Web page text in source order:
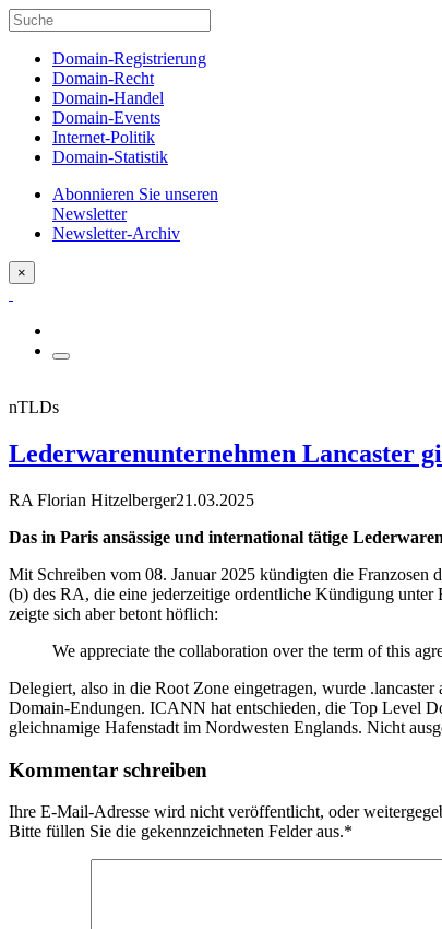
Domain-Registrierung
Domain-Recht
Domain-Handel
Domain-Events
Internet-Politik
Domain-Statistik
Abonnieren Sie unseren
Newsletter
Newsletter-Archiv
×
nTLDs
Lederwarenunternehmen Lancaster
RA Florian Hitzelberger21.03.2025
Das in Paris ansässige und international tätige
Mit Schreiben vom 08. Januar 2025 kündigten die
(b) des RA, die eine jederzeitige ordentliche Kündigung
zeigte sich aber betont höflich:
We appreciate the collaboration over the term of this
Delegiert, also in die Root Zone eingetragen, wurde
Domain-Endungen. ICANN hat entschieden, die Top Level
gleichnamige Hafenstadt im Nordwesten Englands. Nicht
Kommentar schreiben
Ihre E-Mail-Adresse wird nicht veröffentlicht, oder
Bitte füllen Sie die gekennzeichneten Felder aus.*